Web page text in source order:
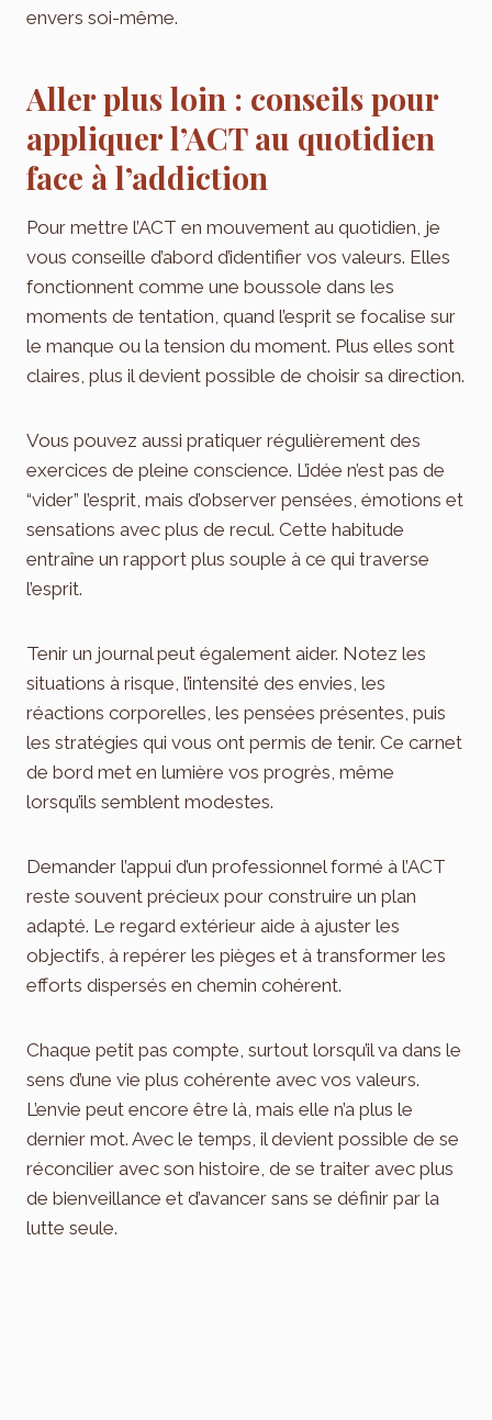
envers soi-même.
Aller plus loin : conseils pour
appliquer l’ACT au quotidien
face à l’addiction
Pour mettre l’ACT en mouvement au quotidien, je
vous conseille d’abord d’identifier vos valeurs. Elles
fonctionnent comme une boussole dans les
moments de tentation, quand l’esprit se focalise sur
le manque ou la tension du moment. Plus elles sont
claires, plus il devient possible de choisir sa direction.
Vous pouvez aussi pratiquer régulièrement des
exercices de pleine conscience. L’idée n’est pas de
“vider” l’esprit, mais d’observer pensées, émotions et
sensations avec plus de recul. Cette habitude
entraîne un rapport plus souple à ce qui traverse
l’esprit.
Tenir un journal peut également aider. Notez les
situations à risque, l’intensité des envies, les
réactions corporelles, les pensées présentes, puis
les stratégies qui vous ont permis de tenir. Ce carnet
de bord met en lumière vos progrès, même
lorsqu’ils semblent modestes.
Demander l’appui d’un professionnel formé à l’ACT
reste souvent précieux pour construire un plan
adapté. Le regard extérieur aide à ajuster les
objectifs, à repérer les pièges et à transformer les
efforts dispersés en chemin cohérent.
Chaque petit pas compte, surtout lorsqu’il va dans le
sens d’une vie plus cohérente avec vos valeurs.
L’envie peut encore être là, mais elle n’a plus le
dernier mot. Avec le temps, il devient possible de se
réconcilier avec son histoire, de se traiter avec plus
de bienveillance et d’avancer sans se définir par la
lutte seule.